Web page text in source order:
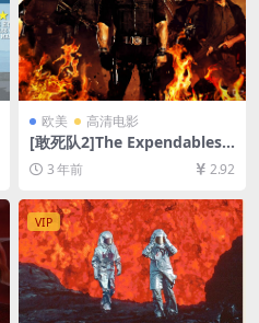
欧美 高清电影
[敢死队2]The Expendables 2
(2012)[百度网盘+迅雷云盘资
源1080P超清未删减][MP4/6
3 年前 2.92
VIP